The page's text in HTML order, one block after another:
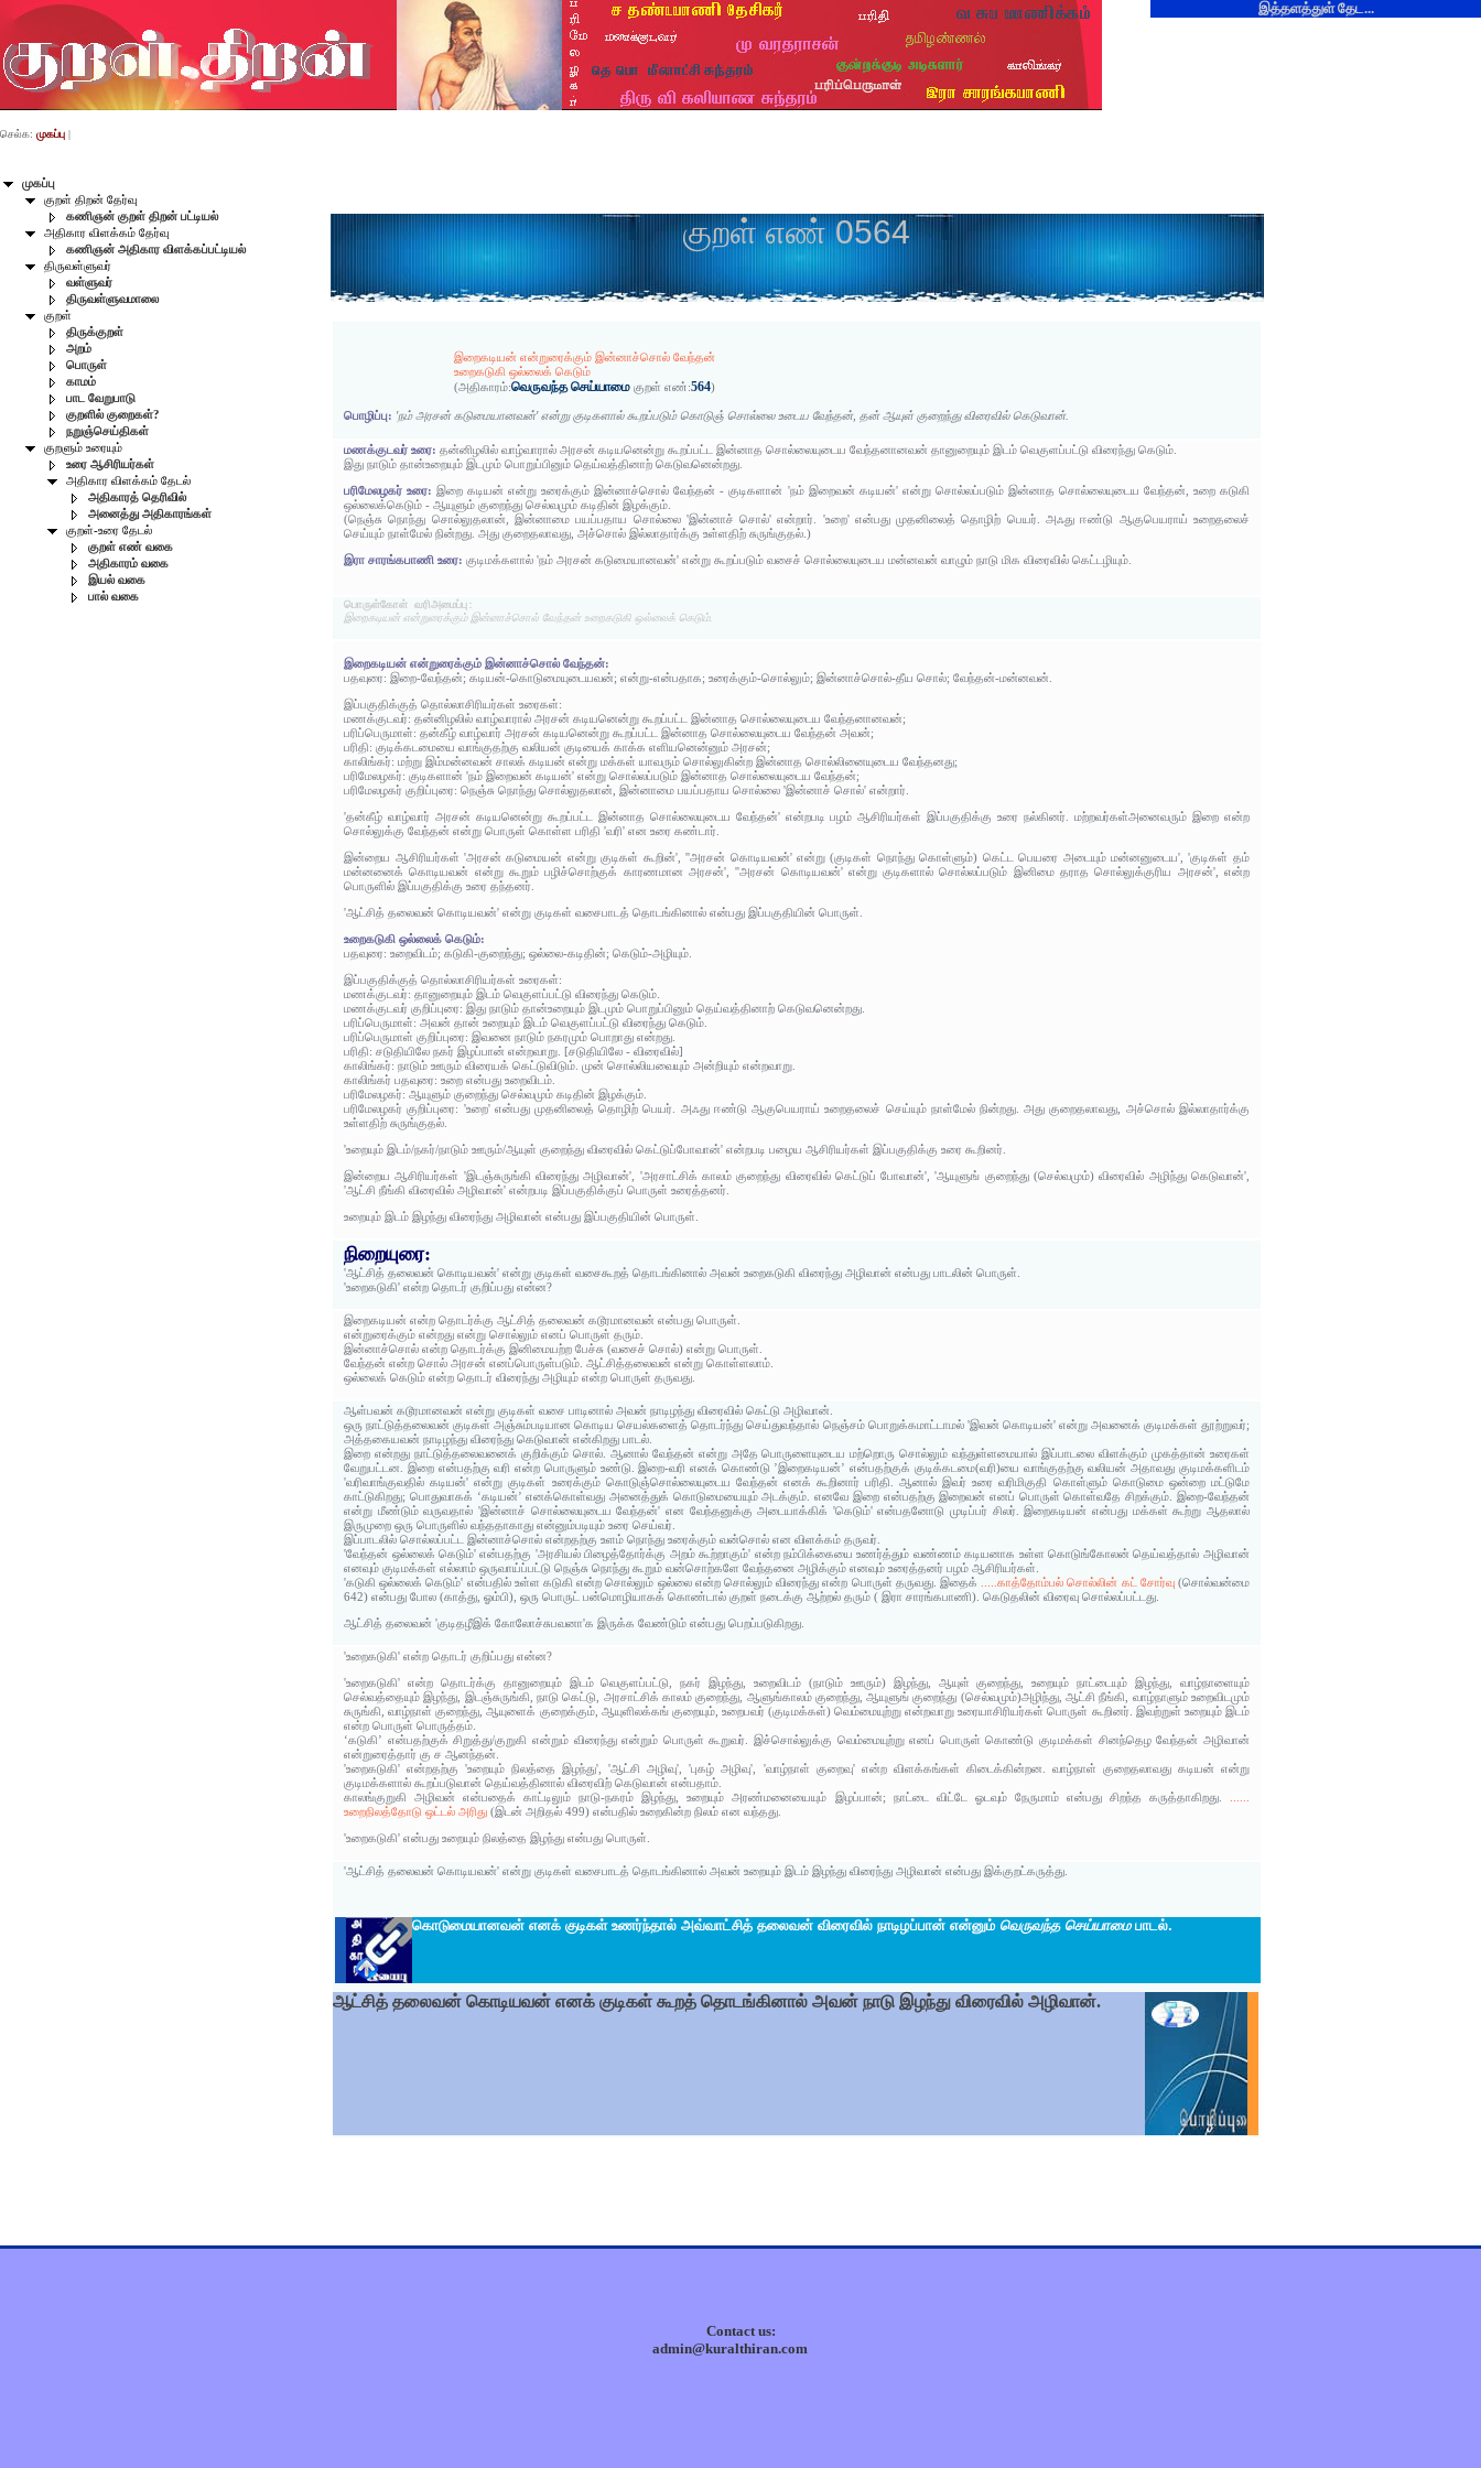
இத்தளத்துள் தேட...
முகப்பு
குறள் திறன் தேர்வு
கணிஞன் குறள் திறன் பட்டியல்
அதிகார விளக்கம் தேர்வு
கணிஞன் அதிகார விளக்கப்பட்டியல்
திருவள்ளுவர்
வள்ளுவர்
திருவள்ளுவமாலை
குறள்
திருக்குறள்
அறம்
பொருள்
காமம்
பாட வேறுபாடு
குறளில் குறைகள்?
நறுஞ்செய்திகள்
குறளும் உரையும்
உரை ஆசிரியர்கள்
அதிகார விளக்கம் தேடல்
அதிகாரத் தெரிவில்
அனைத்து அதிகாரங்கள்
குறள்-உரை தேடல்
குறள் எண் வகை
அதிகாரம் வகை
இயல் வகை
பால் வகை
செல்க: முகப்பு |
குறள் எண் 0564
இறைகடியன் என்றுரைக்கும் இன்னாச்சொல் வேந்தன்
உறைகடுகி ஒல்லைக் கெடும்
(அதிகாரம்:வெருவந்த செய்யாமை குறள் எண்:564)
பொழிப்பு: 'நம் அரசன் கடுமையானவன்' என்று குடிகளால் கூறப்படும் கொடுஞ் சொல்லை உடைய வேந்தன், தன் ஆயுள் குறைந்து விரைவில் கெடுவான்.
மணக்குடவர் உரை:தன்னிழலில் வாழ்வாரால் அரசன் கடியனென்று கூறப்பட்ட இன்னாத சொல்லையுடைய வேந்தனானவன் தானுறையும் இடம் வெகுளப்பட்டு விரைந்து கெடும்.
இது நாடும் தான்உறையும் இடமும் பொறுப்பினும் தெய்வத்தினாற் கெடுவனென்றது.
பரிமேலழகர் உரை:இறை கடியன் என்று உரைக்கும் இன்னாச்சொல் வேந்தன் - குடிகளான் 'நம் இறைவன் கடியன்' என்று சொல்லப்படும் இன்னாத சொல்லையுடைய வேந்தன், உறை கடுகி
ஒல்லைக்கெடும் - ஆயுளும் குறைந்து செல்வமும் கடிதின் இழக்கும்.
(நெஞ்சு நொந்து சொல்லுதலான், இன்னாமை பயப்பதாய சொல்லை 'இன்னாச் சொல்' என்றார். 'உறை' என்பது முதனிலைத் தொழிற் பெயர். அஃது ஈண்டு ஆகுபெயராய் உறைதலைச்
செய்யும் நாள்மேல் நின்றது. அது குறைதலாவது, அச்சொல் இல்லாதார்க்கு உள்ளதிற் சுருங்குதல்.)
இரா சாரங்கபாணி உரை:குடிமக்களால் 'நம் அரசன் கடுமையானவன்' என்று கூறப்படும் வசைச் சொல்லையுடைய மன்னவன் வாழும் நாடு மிக விரைவில் கெட்டழியும்.
பொருள்கோள் வரிஅமைப்பு:
இறைகடியன் என்றுரைக்கும் இன்னாச்சொல் வேந்தன் உறைகடுகி ஒல்லைக் கெடும்.
இறைகடியன் என்றுரைக்கும் இன்னாச்சொல் வேந்தன்:
பதவுரை: இறை-வேந்தன்; கடியன்-கொடுமையுடையவன்; என்று-என்பதாக; உரைக்கும்-சொல்லும்; இன்னாச்சொல்-தீய சொல்; வேந்தன்-மன்னவன்.
இப்பகுதிக்குத் தொல்லாசிரியர்கள் உரைகள்:
மணக்குடவர்: தன்னிழலில் வாழ்வாரால் அரசன் கடியனென்று கூறப்பட்ட இன்னாத சொல்லையுடைய வேந்தனானவன்;
பரிப்பெருமாள்: தன்கீழ் வாழ்வார் அரசன் கடியனென்று கூறப்பட்ட இன்னாத சொல்லையுடைய வேந்தன் அவன்;
பரிதி: குடிக்கடமையை வாங்குதற்கு வலியன் குடியைக் காக்க எளியனென்னும் அரசன்;
காலிங்கர்: மற்று இம்மன்னவன் சாலக் கடியன் என்று மக்கள் யாவரும் சொல்லுகின்ற இன்னாத சொல்லினையுடைய வேந்தனது;
பரிமேலழகர்: குடிகளான் 'நம் இறைவன் கடியன்' என்று சொல்லப்படும் இன்னாத சொல்லையுடைய வேந்தன்;
பரிமேலழகர் குறிப்புரை: நெஞ்சு நொந்து சொல்லுதலான், இன்னாமை பயப்பதாய சொல்லை 'இன்னாச் சொல்' என்றார்.
'தன்கீழ் வாழ்வார் அரசன் கடியனென்று கூறப்பட்ட இன்னாத சொல்லையுடைய வேந்தன்' என்றபடி பழம் ஆசிரியர்கள் இப்பகுதிக்கு உரை நல்கினர். மற்றவர்கள்அனைவரும் இறை என்ற
சொல்லுக்கு வேந்தன் என்று பொருள் கொள்ள பரிதி 'வரி' என உரை கண்டார்.
இன்றைய ஆசிரியர்கள் 'அரசன் கடுமையன் என்று குடிகள் கூறின்', ''அரசன் கொடியவன்' என்று (குடிகள் நொந்து கொள்ளும்) கெட்ட பெயரை அடையும் மன்னனுடைய', 'குடிகள் தம்
மன்னனைக் கொடியவன் என்று கூறும் பழிச்சொற்குக் காரணமான அரசன்', ''அரசன் கொடியவன்' என்று குடிகளால் சொல்லப்படும் இனிமை தராத சொல்லுக்குரிய அரசன்', என்ற
பொருளில் இப்பகுதிக்கு உரை தந்தனர்.
'ஆட்சித் தலைவன் கொடியவன்' என்று குடிகள் வசைபாடத் தொடங்கினால் என்பது இப்பகுதியின் பொருள்.
உறைகடுகி ஒல்லைக் கெடும்:
பதவுரை: உறைவிடம்; கடுகி-குறைந்து; ஒல்லை-கடிதின்; கெடும்-அழியும்.
இப்பகுதிக்குத் தொல்லாசிரியர்கள் உரைகள்:
மணக்குடவர்: தானுறையும் இடம் வெகுளப்பட்டு விரைந்து கெடும்.
மணக்குடவர் குறிப்புரை: இது நாடும் தான்உறையும் இடமும் பொறுப்பினும் தெய்வத்தினாற் கெடுவனென்றது.
பரிப்பெருமாள்: அவன் தான் உறையும் இடம் வெகுளப்பட்டு விரைந்து கெடும்.
பரிப்பெருமாள் குறிப்புரை: இவனை நாடும் நகரமும் பொறாது என்றது.
பரிதி: சடுதியிலே நகர் இழப்பான் என்றவாறு. [சடுதியிலே - விரைவில்]
காலிங்கர்: நாடும் ஊரும் விரையக் கெட்டுவிடும். முன் சொல்லியவையும் அன்றியும் என்றவாறு.
காலிங்கர் பதவுரை: உறை என்பது உறைவிடம்.
பரிமேலழகர்: ஆயுளும் குறைந்து செல்வமும் கடிதின் இழக்கும்.
பரிமேலழகர் குறிப்புரை: 'உறை' என்பது முதனிலைத் தொழிற் பெயர். அஃது ஈண்டு ஆகுபெயராய் உறைதலைச் செய்யும் நாள்மேல் நின்றது. அது குறைதலாவது, அச்சொல் இல்லாதார்க்கு
உள்ளதிற் சுருங்குதல்.
'உறையும் இடம்/நகர்/நாடும் ஊரும்/ஆயுள் குறைந்து விரைவில் கெட்டுப்போவான்' என்றபடி பழைய ஆசிரியர்கள் இப்பகுதிக்கு உரை கூறினர்.
இன்றைய ஆசிரியர்கள் 'இடஞ்சுருங்கி விரைந்து அழிவான்', 'அரசாட்சிக் காலம் குறைந்து விரைவில் கெட்டுப் போவான்', 'ஆயுளுங் குறைந்து (செல்வமும்) விரைவில் அழிந்து கெடுவான்',
'ஆட்சி நீங்கி விரைவில் அழிவான்' என்றபடி இப்பகுதிக்குப் பொருள் உரைத்தனர்.
உறையும் இடம் இழந்து விரைந்து அழிவான் என்பது இப்பகுதியின் பொருள்.
நிறையுரை:
'ஆட்சித் தலைவன் கொடியவன்' என்று குடிகள் வசைகூறத் தொடங்கினால் அவன் உறைகடுகி விரைந்து அழிவான் என்பது பாடலின் பொருள்.
'உறைகடுகி' என்ற தொடர் குறிப்பது என்ன?
இறைகடியன் என்ற தொடர்க்கு ஆட்சித் தலைவன் கடூரமானவன் என்பது பொருள்.
என்றுரைக்கும் என்றது என்று சொல்லும் எனப் பொருள் தரும்.
இன்னாச்சொல் என்ற தொடர்க்கு இனிமையற்ற பேச்சு (வசைச் சொல்) என்று பொருள்.
வேந்தன் என்ற சொல் அரசன் எனப்பொருள்படும். ஆட்சித்தலைவன் என்று கொள்ளலாம்.
ஒல்லைக் கெடும் என்ற தொடர் விரைந்து அழியும் என்ற பொருள் தருவது.
ஆள்பவன் கடூரமானவன் என்று குடிகள் வசை பாடினால் அவன் நாடிழந்து விரைவில் கெட்டு அழிவான்.
ஒரு நாட்டுத்தலைவன் குடிகள் அஞ்சும்படியான கொடிய செயல்களைத் தொடர்ந்து செய்துவந்தால் நெஞ்சம் பொறுக்கமாட்டாமல் 'இவன் கொடியன்' என்று அவனைக் குடிமக்கள் தூற்றுவர்;
அத்தகையவன் நாடிழந்து விரைந்து கெடுவான் என்கிறது பாடல்.
இறை என்றது நாட்டுத்தலைவனைக் குறிக்கும் சொல். ஆனால் வேந்தன் என்று அதே பொருளையுடைய மற்றொரு சொல்லும் வந்துள்ளமையால் இப்பாடலை விளக்கும் முகத்தான் உரைகள்
வேறுபட்டன. இறை என்பதற்கு வரி என்ற பொருளும் உண்டு. இறை-வரி எனக் கொண்டு ’இறைகடியன்’ என்பதற்குக் குடிக்கடமை(வரி)யை வாங்குதற்கு வலியன் அதாவது குடிமக்களிடம்
'வரிவாங்குவதில் கடியன்' என்று குடிகள் உரைக்கும் கொடுஞ்சொல்லையுடைய வேந்தன் எனக் கூறினார் பரிதி. ஆனால் இவர் உரை வரிமிகுதி கொள்ளும் கொடுமை ஒன்றை மட்டுமே
காட்டுகிறது; பொதுவாகக் ‘கடியன்’ எனக்கொள்வது அனைத்துக் கொடுமையையும் அடக்கும். எனவே இறை என்பதற்கு இறைவன் எனப் பொருள் கொள்வதே சிறக்கும். இறை-வேந்தன்
என்று மீண்டும் வருவதால் 'இன்னாச் சொல்லையுடைய வேந்தன்' என வேந்தனுக்கு அடையாக்கிக் 'கெடும்' என்பதனோடு முடிப்பர் சிலர். இறைகடியன் என்பது மக்கள் கூற்று ஆதலால்
இருமுறை ஒரு பொருளில் வந்ததாகாது என்னும்படியும் உரை செய்வர்.
இப்பாடலில் சொல்லப்பட்ட இன்னாச்சொல் என்றதற்கு உளம் நொந்து உரைக்கும் வன்சொல் என விளக்கம் தருவர்.
'வேந்தன் ஒல்லைக் கெடும்' என்பதற்கு 'அரசியல் பிழைத்தோர்க்கு அறம் கூற்றாகும்' என்ற நம்பிக்கையை உணர்த்தும் வண்ணம் கடியனாக உள்ள கொடுங்கோலன் தெய்வத்தால் அழிவான்
எனவும் குடிமக்கள் எல்லாம் ஒருவாய்ப்பட்டு நெஞ்சு நொந்து கூறும் வன்சொற்களே வேந்தனை அழிக்கும் எனவும் உரைத்தனர் பழம் ஆசிரியர்கள்.
'கடுகி ஒல்லைக் கெடும்' என்பதில் உள்ள கடுகி என்ற சொல்லும் ஒல்லை என்ற சொல்லும் விரைந்து என்ற பொருள் தருவது. இதைக்
.....காத்தோம்பல் சொல்லின் கட் சோர்வு (சொல்வன்மை
642) என்பது போல (காத்து, ஓம்பி), ஒரு பொருட் பன்மொழியாகக் கொண்டால் குறள் நடைக்கு ஆற்றல் தரும் ( இரா சாரங்கபாணி). கெடுதலின் விரைவு சொல்லப்பட்டது.
ஆட்சித் தலைவன் 'குடிதழீஇக் கோலோச்சுபவனா'க இருக்க வேண்டும் என்பது பெறப்படுகிறது.
'உறைகடுகி' என்ற தொடர் குறிப்பது என்ன?
'உறைகடுகி' என்ற தொடர்க்கு தானுறையும் இடம் வெகுளப்பட்டு, நகர் இழந்து, உறைவிடம் (நாடும் ஊரும்) இழந்து, ஆயுள் குறைந்து, உறையும் நாட்டையும் இழந்து, வாழ்நாளையும்
செல்வத்தையும் இழந்து, இடஞ்சுருங்கி, நாடு கெட்டு, அரசாட்சிக் காலம் குறைந்து, ஆளுங்காலம் குறைந்து, ஆயுளுங் குறைந்து (செல்வமும்)அழிந்து, ஆட்சி நீங்கி, வாழ்நாளும் உறைவிடமும்
சுருங்கி, வாழ்நாள் குறைந்து, ஆயுளைக் குறைக்கும், ஆயுளிலக்கங் குறையும், உறைபவர் (குடிமக்கள்) வெம்மையுற்று என்றவாறு உரையாசிரியர்கள் பொருள் கூறினர். இவற்றுள் உறையும் இடம்
என்ற பொருள் பொருத்தம்.
‘கடுகி’ என்பதற்குக் சிறுத்து/குறுகி என்றும் விரைந்து என்றும் பொருள் கூறுவர். இச்சொல்லுக்கு வெம்மையுற்று எனப் பொருள் கொண்டு குடிமக்கள் சினந்தெழ வேந்தன் அழிவான்
என்றுரைத்தார் கு ச ஆனந்தன்.
'உறைகடுகி' என்றதற்கு 'உறையும் நிலத்தை இழந்து', 'ஆட்சி அழிவு', 'புகழ் அழிவு', 'வாழ்நாள் குறைவு' என்ற விளக்கங்கள் கிடைக்கின்றன. வாழ்நாள் குறைதலாவது கடியன் என்று
குடிமக்களால் கூறப்படுவான் தெய்வத்தினால் விரைவிற் கெடுவான் என்பதாம்.
காலங்குறுகி அழிவன் என்பதைக் காட்டிலும் நாடு-நகரம் இழந்து, உறையும் அரண்மனையையும் இழப்பான்; நாட்டை விட்டே ஓடவும் நேருமாம் என்பது சிறந்த கருத்தாகிறது.
உறைநிலத்தோடு ஒட்டல் அரிது(இடன் அறிதல் 499) என்பதில் உறைகின்ற நிலம் என வந்தது.
'உறைகடுகி' என்பது உறையும் நிலத்தை இழந்து என்பது பொருள்.
'ஆட்சித் தலைவன் கொடியவன்' என்று குடிகள் வசைபாடத் தொடங்கினால் அவன் உறையும் இடம் இழந்து விரைந்து அழிவான் என்பது இக்குறட்கருத்து.
கொடுமையானவன் எனக் குடிகள் உணர்ந்தால் அவ்வாட்சித் தலைவன் விரைவில் நாடிழப்பான் என்னும் வெருவந்த செய்யாமைபாடல்.
ஆட்சித் தலைவன் கொடியவன் எனக் குடிகள் கூறத் தொடங்கினால் அவன் நாடு இழந்து விரைவில் அழிவான்.
Contact us:
admin@kuralthiran.com